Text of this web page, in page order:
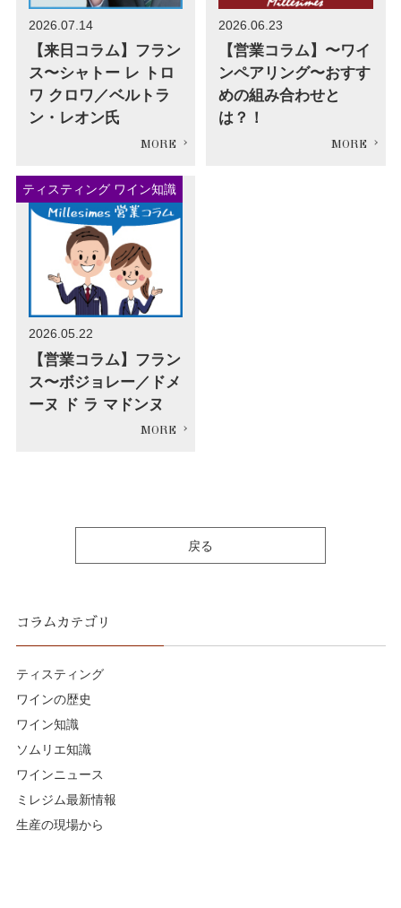
2026.07.14
【来日コラム】フラン
ス〜シャトー レ トロ
ワ クロワ／ベルトラ
ン・レオン氏
2026.06.23
【営業コラム】〜ワイ
ンペアリング〜おすす
めの組み合わせと
は？！
ティスティング ワイン知識
2026.05.22
【営業コラム】フラン
ス〜ボジョレー／ドメ
ーヌ ド ラ マドンヌ
戻る
コラムカテゴリ
ティスティング
ワインの歴史
ワイン知識
ソムリエ知識
ワインニュース
ミレジム最新情報
生産の現場から